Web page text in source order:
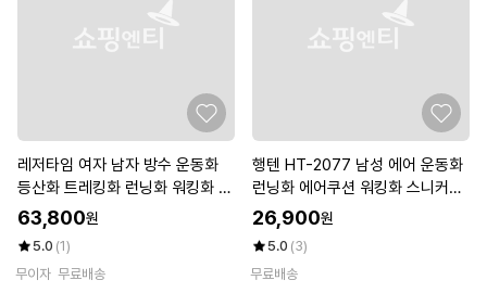
레저타임 여자 남자 방수 운동화
등산화 트레킹화 런닝화 워킹화 스
니커즈 신발 R웨일
63,800원
5.0 (1)
무이자 무료배송
행텐 HT-2077 남성 에어 운동화
런닝화 에어쿠션 워킹화 스니커즈
캐주얼화
26,900원
5.0 (3)
무료배송